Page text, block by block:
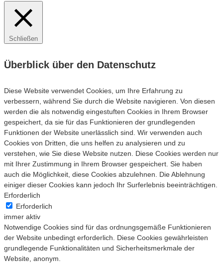
Schließen
Überblick über den Datenschutz
Diese Website verwendet Cookies, um Ihre Erfahrung zu
verbessern, während Sie durch die Website navigieren. Von diesen
werden die als notwendig eingestuften Cookies in Ihrem Browser
gespeichert, da sie für das Funktionieren der grundlegenden
Funktionen der Website unerlässlich sind. Wir verwenden auch
Cookies von Dritten, die uns helfen zu analysieren und zu
verstehen, wie Sie diese Website nutzen. Diese Cookies werden nur
mit Ihrer Zustimmung in Ihrem Browser gespeichert. Sie haben
auch die Möglichkeit, diese Cookies abzulehnen. Die Ablehnung
einiger dieser Cookies kann jedoch Ihr Surferlebnis beeinträchtigen.
Erforderlich
Erforderlich
immer aktiv
Notwendige Cookies sind für das ordnungsgemäße Funktionieren
der Website unbedingt erforderlich. Diese Cookies gewährleisten
grundlegende Funktionalitäten und Sicherheitsmerkmale der
Website, anonym.